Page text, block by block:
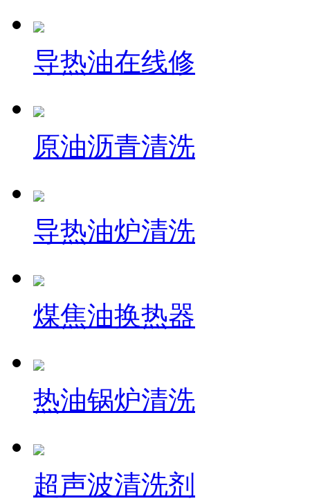
导热油在线修
原油沥青清洗
导热油炉清洗
煤焦油换热器
热油锅炉清洗
超声波清洗剂